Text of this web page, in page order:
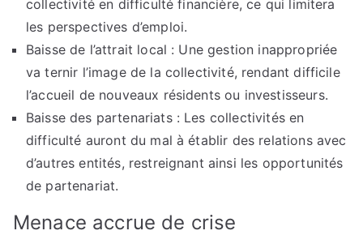
collectivité en difficulté financière, ce qui limitera
les perspectives d’emploi.
Baisse de l’attrait local : Une gestion inappropriée
va ternir l’image de la collectivité, rendant difficile
l’accueil de nouveaux résidents ou investisseurs.
Baisse des partenariats : Les collectivités en
difficulté auront du mal à établir des relations avec
d’autres entités, restreignant ainsi les opportunités
de partenariat.
Menace accrue de crise